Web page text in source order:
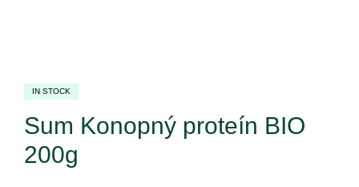
IN STOCK
Sum Konopný proteín BIO
200g